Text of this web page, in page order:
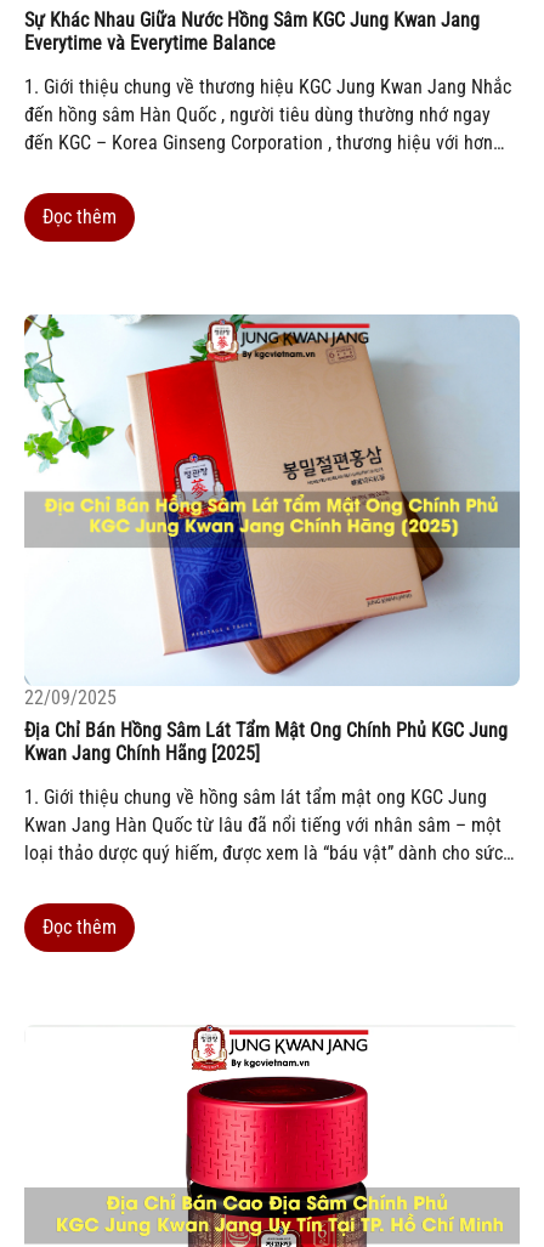
Sự Khác Nhau Giữa Nước Hồng Sâm KGC Jung Kwan Jang
Everytime và Everytime Balance
1. Giới thiệu chung về thương hiệu KGC Jung Kwan Jang Nhắc
đến hồng sâm Hàn Quốc , người tiêu dùng thường nhớ ngay
đến KGC – Korea Ginseng Corporation , thương hiệu với hơn
hồng sâm...
Đọc thêm
22/09/2025
Địa Chỉ Bán Hồng Sâm Lát Tẩm Mật Ong Chính Phủ KGC Jung
Kwan Jang Chính Hãng [2025]
1. Giới thiệu chung về hồng sâm lát tẩm mật ong KGC Jung
Kwan Jang Hàn Quốc từ lâu đã nổi tiếng với nhân sâm – một
loại thảo dược quý hiếm, được xem là “báu vật” dành cho sức
Jang được...
Đọc thêm